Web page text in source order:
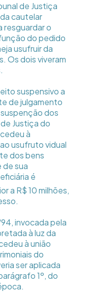
de Justiça
cautelar
resguardar o
do pedido
usufruir da
Os dois viveram
suspensivo a
de julgamento
dos
Justiça do
à
usufruto vidual
dos bens
sua
é
a R$ 10 milhões,
invocada pela
à luz da
à união
do
ser aplicada
1º, do